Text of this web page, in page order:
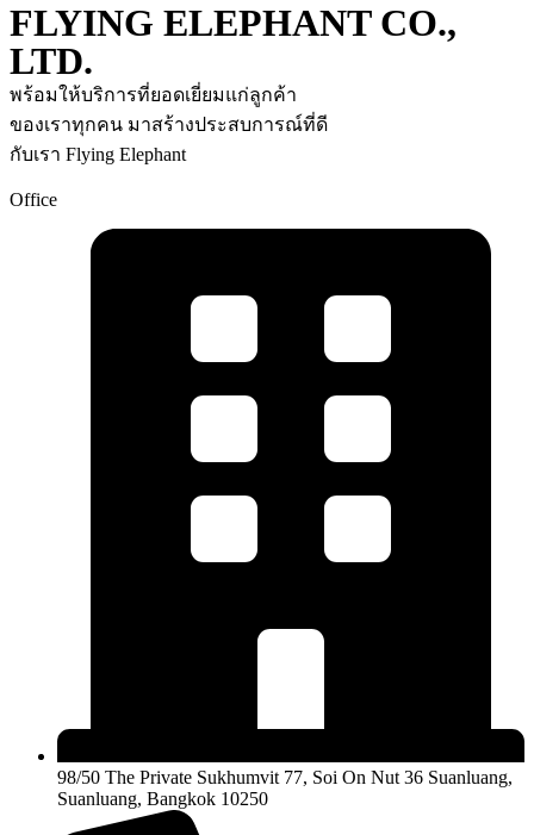
FLYING ELEPHANT CO.,
LTD.
พร้อมให้บริการที่ยอดเยี่ยมแก่ลูกค้า
ของเราทุกคน มาสร้างประสบการณ์ที่ดี
กับเรา Flying Elephant
Office
98/50 The Private Sukhumvit 77, Soi On Nut 36 Suanluang,
Suanluang, Bangkok 10250